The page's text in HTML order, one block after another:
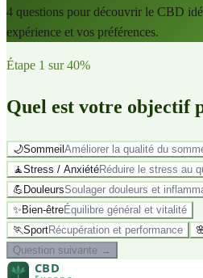
4 questions pour découvrir le CBD
expérience et vos préférences.
Étape 1 sur40%
Quel est votre objectif
🌙Sommeil Améliorer la qualité du
🧘Stress / AnxiétéRéduire le stress au
💪 DouleursSoulager douleurs et
✨ Bien-êtreÉquilibre général et vitalité
🏃SportRécupération et performance
Question suivante →